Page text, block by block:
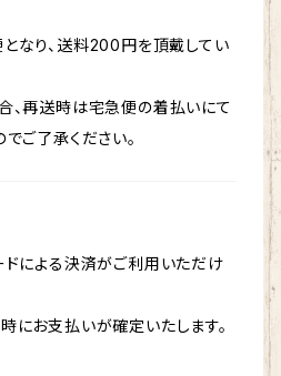
なり、送料200円を頂戴してい
、再送時は宅急便の着払いにて
ご了承ください。
ドによる決済がご利用いただけ
にお支払いが確定いたします。